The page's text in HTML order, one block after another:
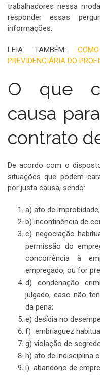
trabalhadores nessa
responder essas
informações.
LEIA TAMBÉM:
PREVIDENCIÁRIA DO
O que
causa
contrato
De acordo com o
situações que podem
por justa causa, sendo:
a) ato de improbidade;
b) incontinência de
c) negociação
permissão do
concorrência à
empregado, ou for
d) condenação
julgado, caso não
da pena;
e) desídia no
f) embriaguez
g) violação de
h) ato de indisciplina
i) abandono de